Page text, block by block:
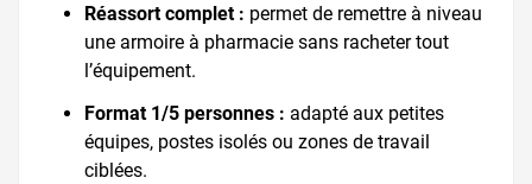
Réassort complet : permet de remettre à niveau
une armoire à pharmacie sans racheter tout
l’équipement.
Format 1/5 personnes : adapté aux petites
équipes, postes isolés ou zones de travail
ciblées.